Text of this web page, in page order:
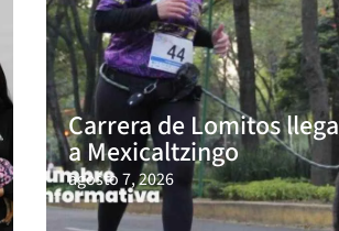
Carrera de Lomitos llega
a Mexicaltzingo
agosto 7, 2026